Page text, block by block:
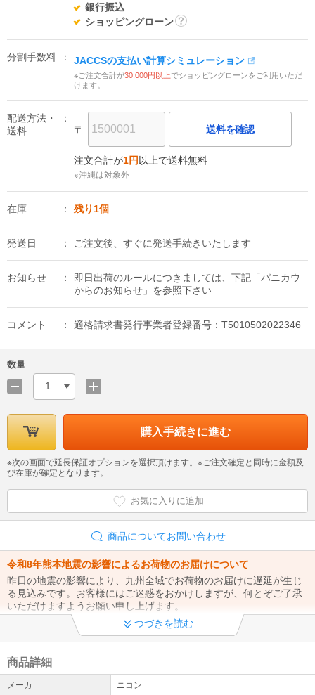
銀行振込
ショッピングローン
分割手数料
JACCSの支払い計算シミュレーション
※ご注文合計が30,000円以上でショッピングローンをご利用いただ
けます。
配送方法・
送料
〒 送料を確認
注文合計が1円 以上で送料無料
※沖縄は対象外
在庫 残り1個
発送日 ご注文後、すぐに発送手続きいたします
お知らせ
即日出荷のルールにつきましては、下記「パニカウ
からのお知らせ」を参照下さい
コメント 適格請求書発行事業者登録番号：T5010502022346
数量
1
購入手続きに進む
※次の画面で延長保証オプションを選択頂けます。※ご注文確定と同時に金額及
び在庫が確定となります。
お気に入りに追加
商品についてお問い合わせ
令和8年熊本地震の影響によるお荷物のお届けについて
昨日の地震の影響により、九州全域でお荷物のお届けに遅延が生じ
る見込みです。お客様にはご迷惑をおかけしますが、何とぞご了承
いただけますようお願い申し上げます。
夏季休業のお知らせ
ます。 休業期間中に頂いたご注文、お問合せにつきましては 休業期
間明けの営業日08月17日(月)から順次対応させて頂きます。
つづきを読む
商品詳細
メーカ ニコン